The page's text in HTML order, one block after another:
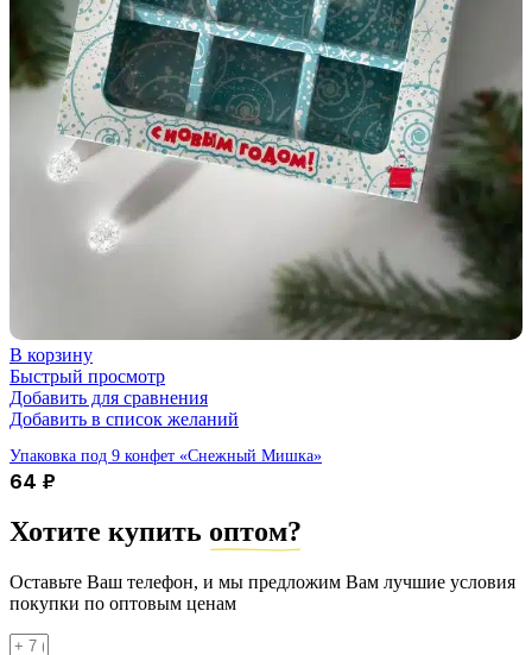
В корзину
Быстрый просмотр
Добавить для сравнения
Добавить в список желаний
Упаковка под 9 конфет «Снежный Мишка»
64 ₽
Хотите купить оптом?
Оставьте Ваш телефон, и мы предложим Вам лучшие условия
покупки по оптовым ценам